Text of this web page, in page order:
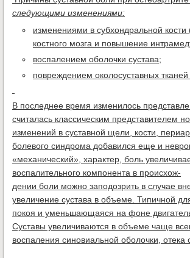
следующими изменениями:
изменениями в субхондральной
костного мозга и повышение
воспалением оболочки сустава;
повреждением околосуставных
В последнее время изменилось
считалась классическим представителем
изменений в суставной щели, кости,
болевого синдрома добавился еще и
«механический», характер, боль
воспалительного компонента в происхож-
дении боли можно заподозрить в случае
увеличение сустава в объеме. Типичной
покоя и уменьшающаяся на фоне
Суставы увеличиваются в объеме чаще
воспаления синовиальной оболочки,